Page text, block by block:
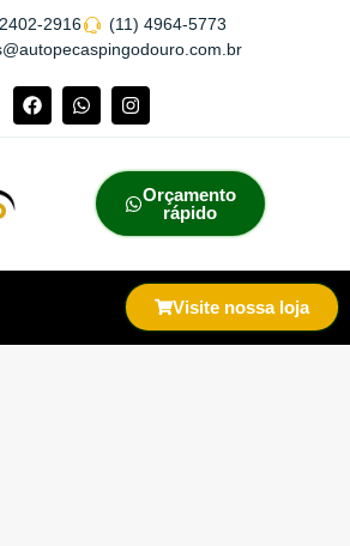
2916
(11) 4964-5773
Orçamento
rápido
Visite nossa loja